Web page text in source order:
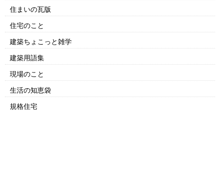
住まいの瓦版
住宅のこと
建築ちょこっと雑学
建築用語集
現場のこと
生活の知恵袋
規格住宅